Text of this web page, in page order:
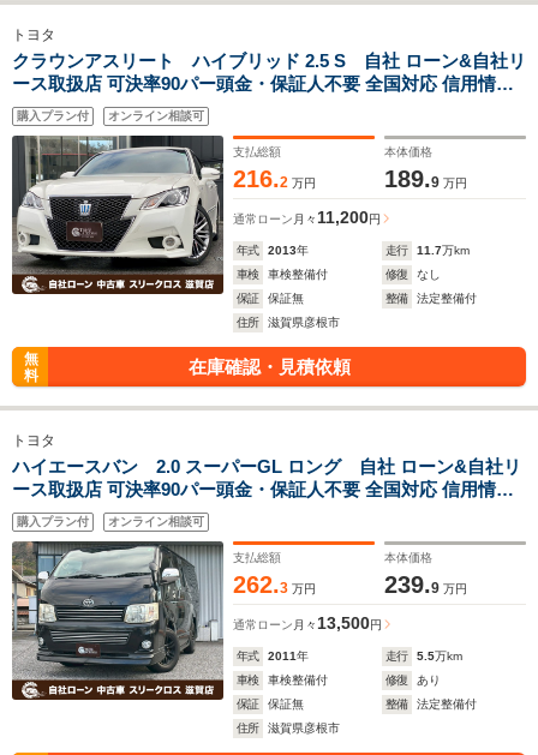
トヨタ
クラウンアスリート ハイブリッド 2.5 S 自社 ローン&自社リ
ース取扱店 可決率90パー頭金・保証人不要 全国対応 信用情報
回復 新車自社 ローン 高 級車 自社 ローン(残価設定可) 自営業
OK 最大120回払い ローン 相 談 窓口 自社大型整備工場 仮審査
可
購入プラン付 オンライン相談可
支払総額
216.2 万円
本体価格
189.9 万円
通常ローン 月々 11,200円
年式 2013年 走行 11.7万km
車検
車検整備付 修復
なし
保証
保証無 整備
法定整備付
住所
滋賀県彦根市
無
料
在庫確認・見積依頼
トヨタ
ハイエースバン 2.0 スーパーGL ロング 自社 ローン&自社リ
ース取扱店 可決率90パー頭金・保証人不要 全国対応 信用情報
回復 新車自社 ローン 高 級車 自社 ローン(残価設定可) 自営業
OK 最大120回払い ローン 相 談 窓口 自社大型整備工場 仮審査
可
購入プラン付 オンライン相談可
支払総額
262.3 万円
本体価格
239.9 万円
通常ローン 月々 13,500円
年式 2011年 走行 5.5万km
車検
車検整備付 修復
あり
保証
保証無 整備
法定整備付
住所
滋賀県彦根市